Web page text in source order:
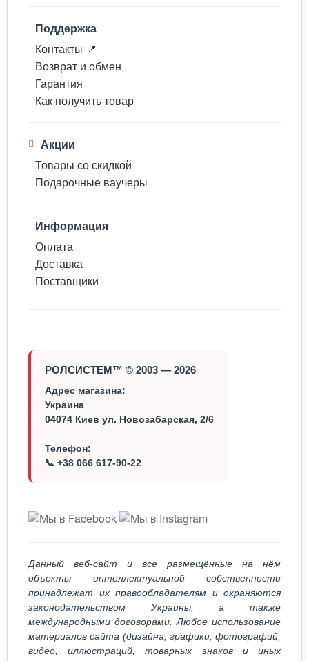
Поддержка
Контакты 📍
Возврат и обмен
Гарантия
Как получить товар
Акции
Товары со скидкой
Подарочные ваучеры
Информация
Оплата
Доставка
Поставщики
РОЛСИСТЕМ™ © 2003 — 2026
Адрес магазина:
Украина
04074 Киев ул. Новозабарская, 2/6
Телефон:
📞 +38 066 617-90-22
Данный веб-сайт и все размещённые на нём
объекты интеллектуальной собственности
принадлежат их правообладателям и охраняются
законодательством Украины, а также
международными договорами. Любое использование
материалов сайта (дизайна, графики, фотографий,
видео, иллюстраций, товарных знаков и иных